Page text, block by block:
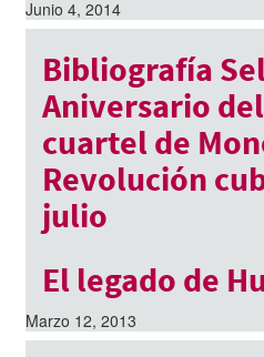
Junio 4, 2014
Bibliografía
Aniversario
cuartel de
Revolución
julio
El legado de
Marzo 12, 2013